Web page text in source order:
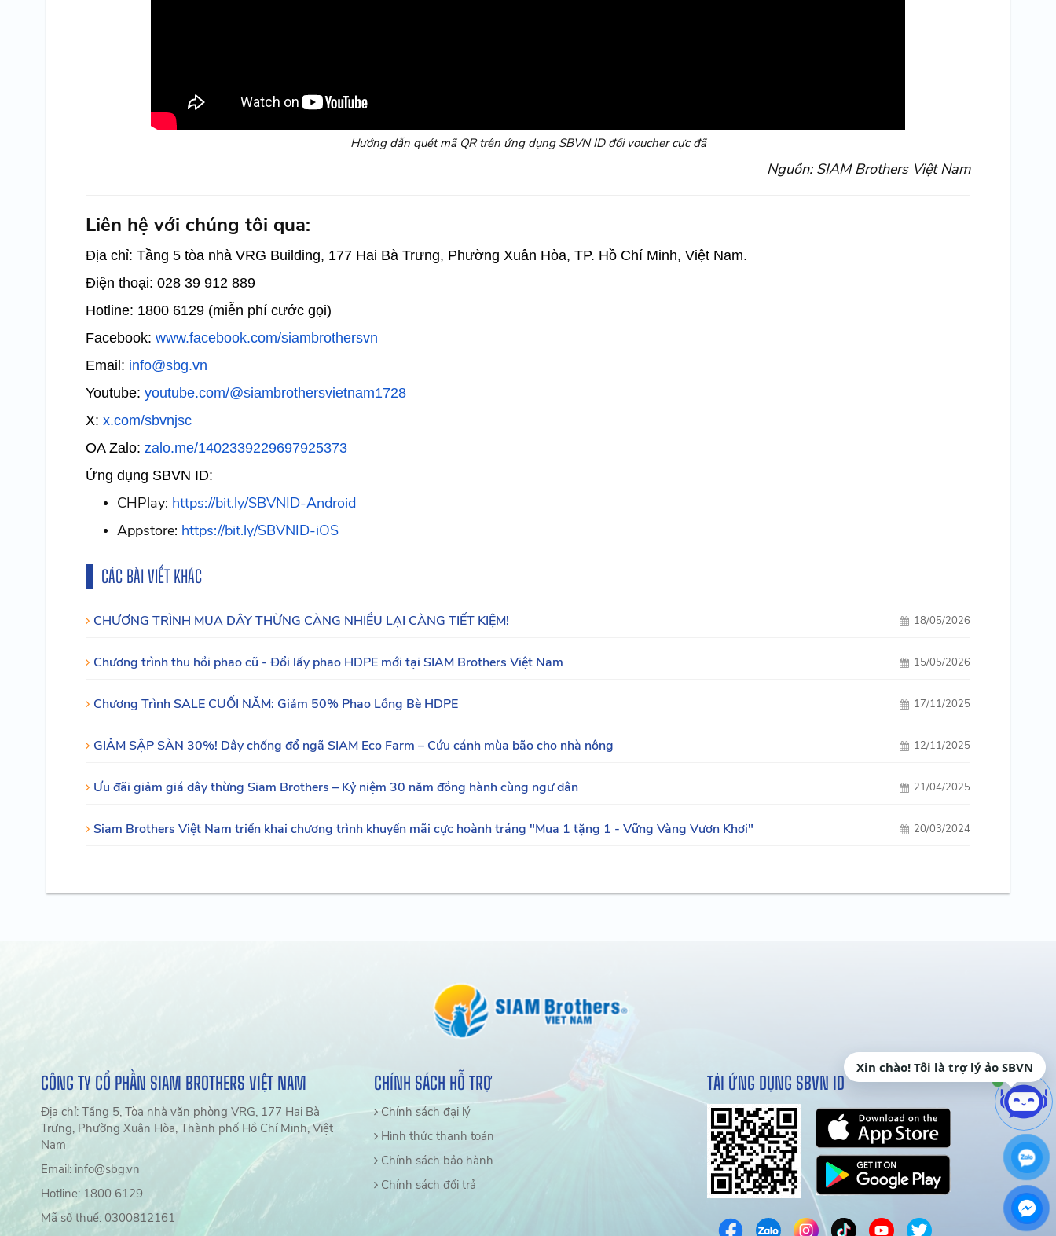
Hướng dẫn quét mã QR trên ứng dụng SBVN ID đổi voucher cực đã
Nguồn: SIAM Brothers Việt Nam
Liên hệ với chúng tôi qua:
Địa chỉ: Tầng 5 tòa nhà VRG Building, 177 Hai Bà Trưng, Phường Xuân Hòa, TP. Hồ Chí Minh, Việt Nam.
Điện thoại: 028 39 912 889
Hotline: 1800 6129 (miễn phí cước gọi)
Facebook: www.facebook.com/siambrothersvn
Email: info@sbg.vn
Youtube: youtube.com/@siambrothersvietnam1728
X: x.com/sbvnjsc
OA Zalo: zalo.me/1402339229697925373
Ứng dụng SBVN ID:
CHPlay: https://bit.ly/SBVNID-Android
Appstore: https://bit.ly/SBVNID-iOS
CÁC BÀI VIẾT KHÁC
CHƯƠNG TRÌNH MUA DÂY THỪNG CÀNG NHIỀU LẠI CÀNG TIẾT KIỆM! 18/05/2026
Chương trình thu hồi phao cũ - Đổi lấy phao HDPE mới tại SIAM Brothers Việt Nam 15/05/2026
Chương Trình SALE CUỐI NĂM: Giảm 50% Phao Lồng Bè HDPE 17/11/2025
GIẢM SẬP SÀN 30%! Dây chống đổ ngã SIAM Eco Farm – Cứu cánh mùa bão cho nhà nông 12/11/2025
Ưu đãi giảm giá dây thừng Siam Brothers – Kỷ niệm 30 năm đồng hành cùng ngư dân 21/04/2025
Siam Brothers Việt Nam triển khai chương trình khuyến mãi cực hoành tráng "Mua 1 tặng 1 - Vững Vàng Vươn Khơi" 20/03/2024
CÔNG TY CỔ PHẦN SIAM BROTHERS VIỆT NAM
Địa chỉ: Tầng 5, Tòa nhà văn phòng VRG, 177 Hai Bà
Trưng, Phường Xuân Hòa, Thành phố Hồ Chí Minh, Việt
Nam
Email: info@sbg.vn
Hotline: 1800 6129
Mã số thuế: 0300812161
CHÍNH SÁCH HỖ TRỢ
Chính sách đại lý
Hình thức thanh toán
Chính sách bảo hành
Chính sách đổi trả
TẢI ỨNG DỤNG SBVN ID
Xin chào! Tôi là trợ lý ảo SBVN